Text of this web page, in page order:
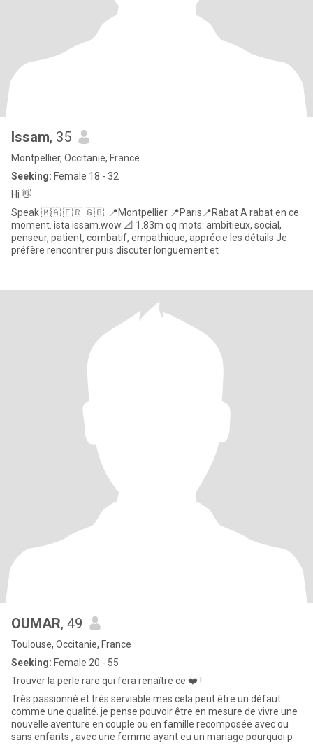
Issam, 35
Montpellier, Occitanie, France
Seeking: Female 18 - 32
Hi 👋
Speak 🇲🇦 🇫🇷 🇬🇧. 📍Montpellier 📍Paris📍Rabat A rabat en ce
moment. ista issam.wow 📐 1.83m qq mots: ambitieux, social,
penseur, patient, combatif, empathique, apprécie les détails Je
préfère rencontrer puis discuter longuement et
OUMAR, 49
Toulouse, Occitanie, France
Seeking: Female 20 - 55
Trouver la perle rare qui fera renaître ce ❤️ !
Très passionné et très serviable mes cela peut être un défaut
comme une qualité. je pense pouvoir être en mesure de vivre une
nouvelle aventure en couple ou en famille recomposée avec ou
sans enfants , avec une femme ayant eu un mariage pourquoi p